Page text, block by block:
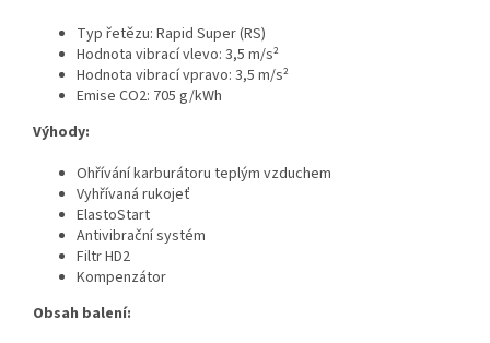
Typ řetězu: Rapid Super (RS)
Hodnota vibrací vlevo: 3,5 m/s²
Hodnota vibrací vpravo: 3,5 m/s²
Emise CO2: 705 g/kWh
Výhody:
Ohřívání karburátoru teplým vzduchem
Vyhřívaná rukojeť
ElastoStart
Antivibrační systém
Filtr HD2
Kompenzátor
Obsah balení: